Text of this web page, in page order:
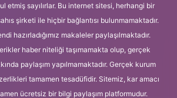
etmiş sayılırlar. Bu internet sitesi, herhangi bir
şirketi ile hiçbir bağlantısı bulunmamaktadır.
hazırladığımız makaleler paylaşılmaktadır.
haber niteliği taşımamakta olup, gerçek
paylaşım yapılmamaktadır. Gerçek kurum
tamamen tesadüfidir. Sitemiz, kar amacı
ücretsiz bir bilgi paylaşım platformudur.